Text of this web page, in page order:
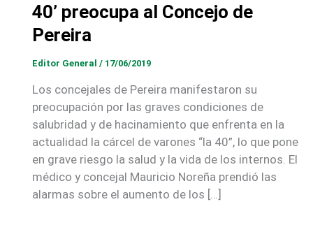
40’ preocupa al Concejo de
Pereira
Editor General / 17/06/2019
Los concejales de Pereira manifestaron su
preocupación por las graves condiciones de
salubridad y de hacinamiento que enfrenta en la
actualidad la cárcel de varones “la 40”, lo que pone
en grave riesgo la salud y la vida de los internos. El
médico y concejal Mauricio Noreña prendió las
alarmas sobre el aumento de los […]